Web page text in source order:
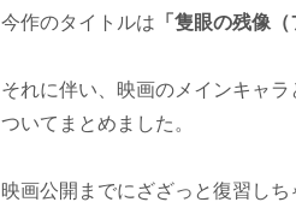
今作のタイトルは 「隻眼の残像
それに伴い、映画のメインキャラ
ついてまとめました。
映画公開までにざざっと復習しち